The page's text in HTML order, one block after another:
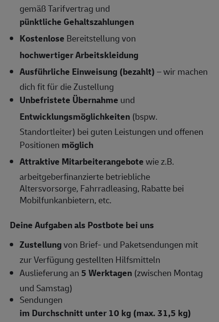
gemäß Tarifvertrag und
pünktliche Gehaltszahlungen
Kostenlose Bereitstellung von
hochwertiger Arbeitskleidung
Ausführliche Einweisung (bezahlt)– wir machen
dich fit für die Zustellung
Unbefristete Übernahme und
Entwicklungsmöglichkeiten (bspw.
Standortleiter) bei guten Leistungen und offenen
Positionen möglich
Attraktive Mitarbeiterangebotewie z.B.
arbeitgeberfinanzierte betriebliche
Altersvorsorge, Fahrradleasing, Rabatte bei
Mobilfunkanbietern, etc.
Deine Aufgaben als Postbote bei uns
Zustellungvon Brief- und Paketsendungen mit
zur Verfügung gestellten Hilfsmitteln
Auslieferung an5 Werktagen (zwischen Montag
und Samstag)
Sendungen
im Durchschnitt unter 10 kg (max. 31,5 kg)